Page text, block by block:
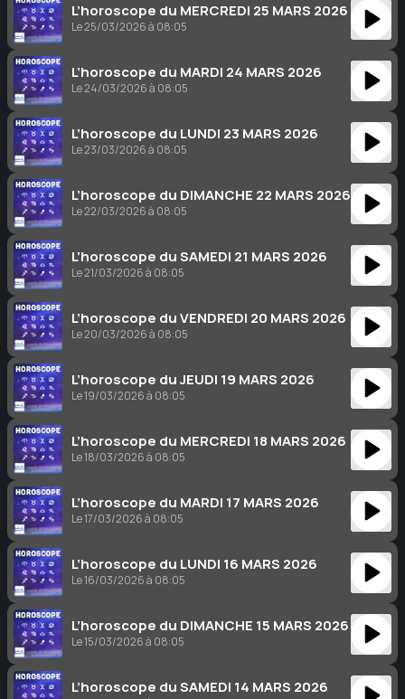
L’horoscope du MERCREDI 25 MARS 2026
Le 25/03/2026 à 08:05
L’horoscope du MARDI 24 MARS 2026
Le 24/03/2026 à 08:05
L’horoscope du LUNDI 23 MARS 2026
Le 23/03/2026 à 08:05
L’horoscope du DIMANCHE 22 MARS 2026
Le 22/03/2026 à 08:05
L’horoscope du SAMEDI 21 MARS 2026
Le 21/03/2026 à 08:05
L’horoscope du VENDREDI 20 MARS 2026
Le 20/03/2026 à 08:05
L’horoscope du JEUDI 19 MARS 2026
Le 19/03/2026 à 08:05
L’horoscope du MERCREDI 18 MARS 2026
Le 18/03/2026 à 08:05
L’horoscope du MARDI 17 MARS 2026
Le 17/03/2026 à 08:05
L’horoscope du LUNDI 16 MARS 2026
Le 16/03/2026 à 08:05
L’horoscope du DIMANCHE 15 MARS 2026
Le 15/03/2026 à 08:05
L’horoscope du SAMEDI 14 MARS 2026